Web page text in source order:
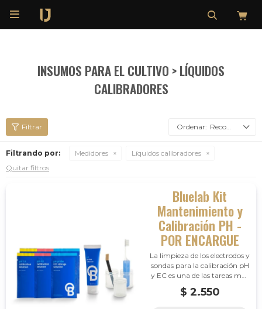

INSUMOS PARA EL CULTIVO > LÍQUIDOS
CALIBRADORES
Recomendados
Filtrando por: Medidores
Líquidos calibradores
Quitar filtros
Bluelab Kit
Mantenimiento y
Calibración PH -
POR ENCARGUE
La limpieza de los electrodos y
sondas para la calibración pH
y EC es una de las tareas más
importantes para los
cultivadores que poseen un
$ 2.550